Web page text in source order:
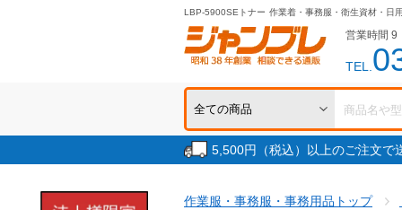
LBP-5900SEトナー 作業着・事務服・衛生資材・日
営業時間 9
TEL.
5,500円（税込）以上のご注文
作業服・事務服・事務用品トップ